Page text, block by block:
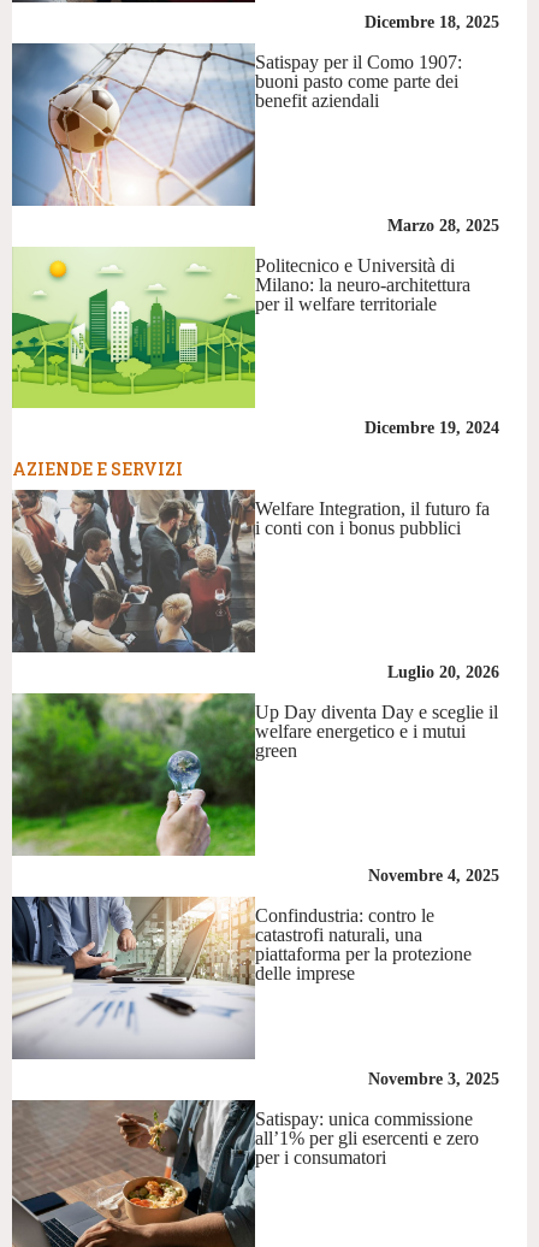
Dicembre 18, 2025
Satispay per il Como 1907:
buoni pasto come parte dei
benefit aziendali
Marzo 28, 2025
Politecnico e Università di
Milano: la neuro-architettura
per il welfare territoriale
Dicembre 19, 2024
AZIENDE E SERVIZI
Welfare Integration, il futuro fa
i conti con i bonus pubblici
Luglio 20, 2026
Up Day diventa Day e sceglie il
welfare energetico e i mutui
green
Novembre 4, 2025
Confindustria: contro le
catastrofi naturali, una
piattaforma per la protezione
delle imprese
Novembre 3, 2025
Satispay: unica commissione
all’1% per gli esercenti e zero
per i consumatori